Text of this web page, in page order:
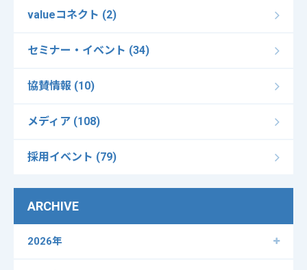
valueコネクト (2)
セミナー・イベント (34)
協賛情報 (10)
メディア (108)
採用イベント (79)
ARCHIVE
2026年